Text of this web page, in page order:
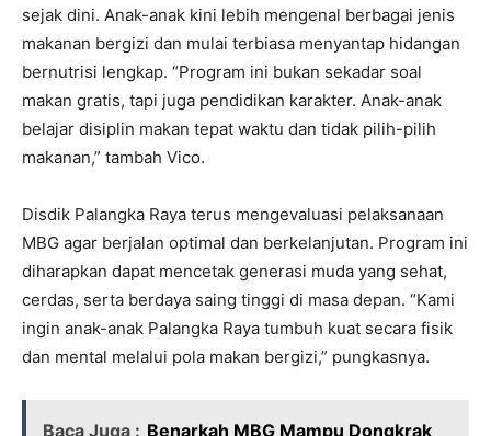
sejak dini. Anak-anak kini lebih mengenal berbagai jenis
makanan bergizi dan mulai terbiasa menyantap hidangan
bernutrisi lengkap. “Program ini bukan sekadar soal
makan gratis, tapi juga pendidikan karakter. Anak-anak
belajar disiplin makan tepat waktu dan tidak pilih-pilih
makanan,” tambah Vico.
Disdik Palangka Raya terus mengevaluasi pelaksanaan
MBG agar berjalan optimal dan berkelanjutan. Program ini
diharapkan dapat mencetak generasi muda yang sehat,
cerdas, serta berdaya saing tinggi di masa depan. “Kami
ingin anak-anak Palangka Raya tumbuh kuat secara fisik
dan mental melalui pola makan bergizi,” pungkasnya.
Baca Juga : Benarkah MBG Mampu Dongkrak